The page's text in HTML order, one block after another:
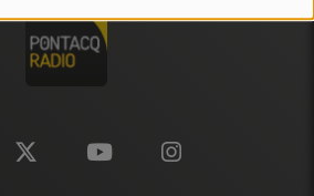
!